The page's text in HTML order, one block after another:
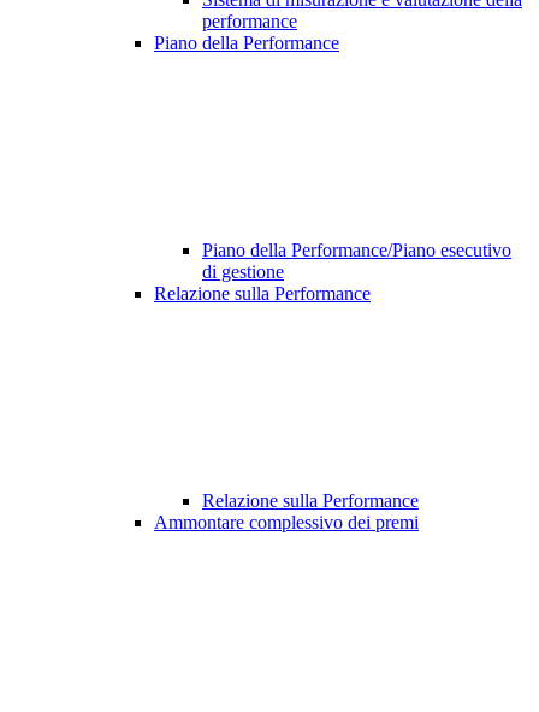
performance
Piano della Performance
Piano della Performance/Piano esecutivo
di gestione
Relazione sulla Performance
Relazione sulla Performance
Ammontare complessivo dei premi